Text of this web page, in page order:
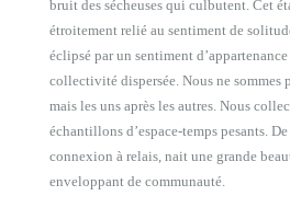
bruit des sécheuses qui culbutent. Cet
étroitement relié au sentiment de
éclipsé par un sentiment
collectivité dispersée. Nous ne sommes
mais les uns après les autres. Nous
échantillons d’espace-temps pesants.
connexion à relais, nait une grande
enveloppant de communauté.